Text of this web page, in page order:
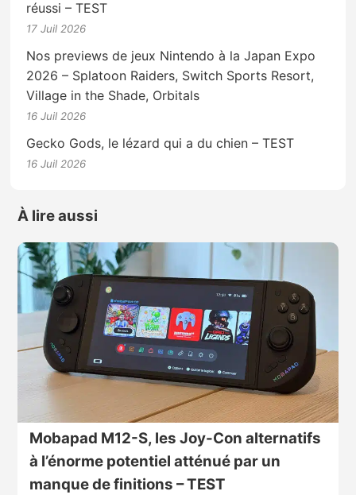
réussi – TEST
17 Juil 2026
Nos previews de jeux Nintendo à la Japan Expo
2026 – Splatoon Raiders, Switch Sports Resort,
Village in the Shade, Orbitals
16 Juil 2026
Gecko Gods, le lézard qui a du chien – TEST
16 Juil 2026
À lire aussi
Mobapad M12-S, les Joy-Con alternatifs
à l’énorme potentiel atténué par un
manque de finitions – TEST